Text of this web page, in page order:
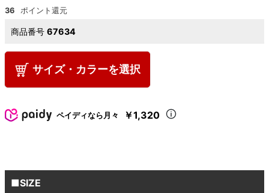
36
商品番号 67634
サイズ・カラーを選択
ペイディなら月々 ￥1,320
■SIZE